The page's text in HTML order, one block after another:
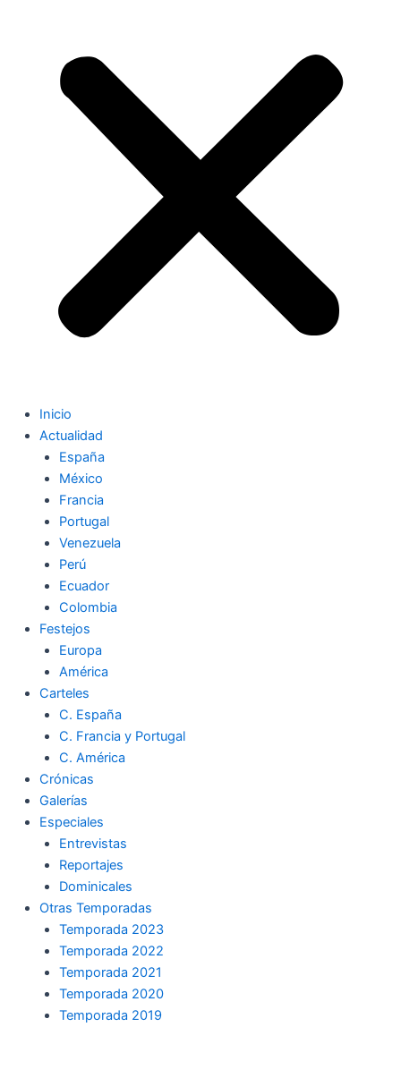
Inicio
Actualidad
España
México
Francia
Portugal
Venezuela
Perú
Ecuador
Colombia
Festejos
Europa
América
Carteles
C. España
C. Francia y Portugal
C. América
Crónicas
Galerías
Especiales
Entrevistas
Reportajes
Dominicales
Otras Temporadas
Temporada 2023
Temporada 2022
Temporada 2021
Temporada 2020
Temporada 2019